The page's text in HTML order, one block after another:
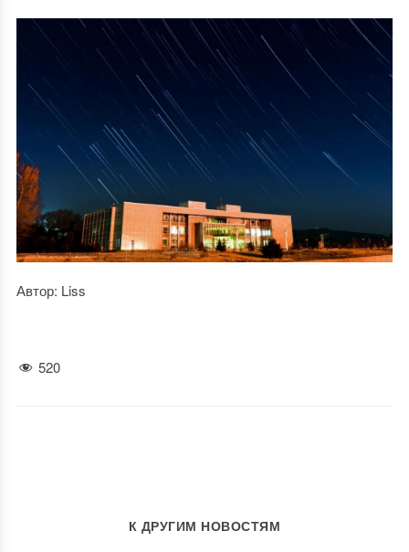
Автор: Liss
520
К ДРУГИМ НОВОСТЯМ